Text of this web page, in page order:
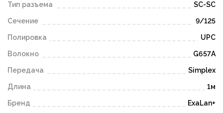
Тип разъема SC-SC
Сечение 9/125
Полировка UPC
Волокно G657A
Передача Simplex
Длина 1м
Бренд ExaLan+